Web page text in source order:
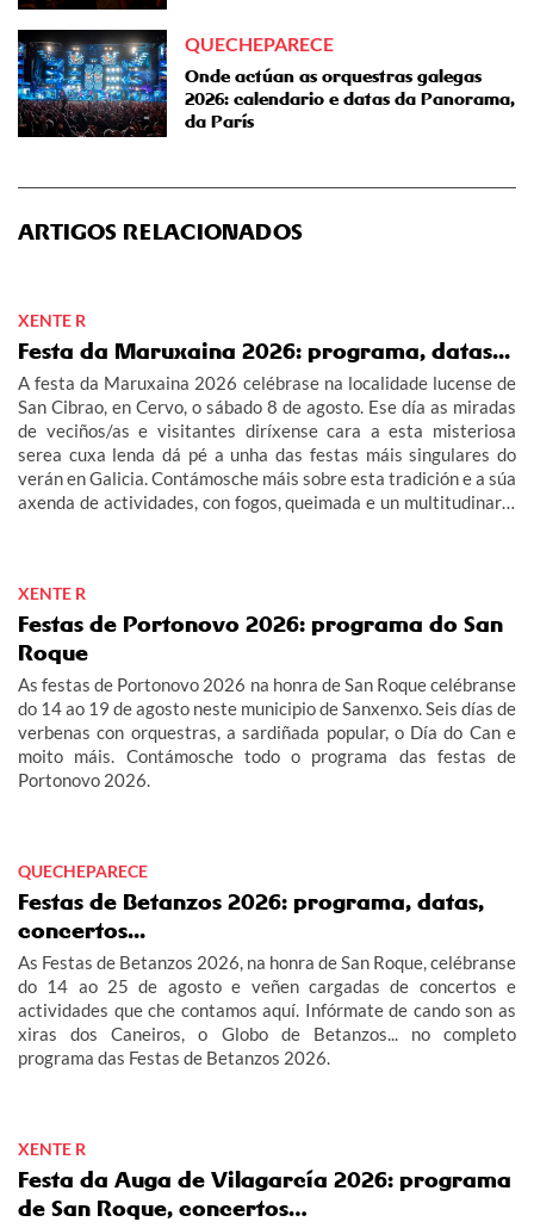
QUECHEPARECE
Onde actúan as orquestras galegas
2026: calendario e datas da Panorama,
da París
ARTIGOS RELACIONADOS
XENTE R
Festa da Maruxaina 2026: programa, datas...
A festa da Maruxaina 2026 celébrase na localidade lucense de
San Cibrao, en Cervo, o sábado 8 de agosto. Ese día as miradas
de veciños/as e visitantes diríxense cara a esta misteriosa
serea cuxa lenda dá pé a unha das festas máis singulares do
verán en Galicia. Contámosche máis sobre esta tradición e a súa
axenda de actividades, con fogos, queimada e un multitudinario
XENTE R
Festas de Portonovo 2026: programa do San
Roque
As festas de Portonovo 2026 na honra de San Roque celébranse
do 14 ao 19 de agosto neste municipio de Sanxenxo. Seis días de
verbenas con orquestras, a sardiñada popular, o Día do Can e
moito máis. Contámosche todo o programa das festas de
Portonovo 2026.
QUECHEPARECE
Festas de Betanzos 2026: programa, datas,
concertos...
As Festas de Betanzos 2026, na honra de San Roque, celébranse
do 14 ao 25 de agosto e veñen cargadas de concertos e
actividades que che contamos aquí. Infórmate de cando son as
xiras dos Caneiros, o Globo de Betanzos... no completo
programa das Festas de Betanzos 2026.
XENTE R
Festa da Auga de Vilagarcía 2026: programa
de San Roque, concertos…